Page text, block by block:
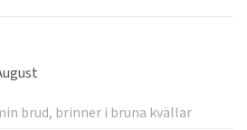
brud, brinner i bruna kvällar